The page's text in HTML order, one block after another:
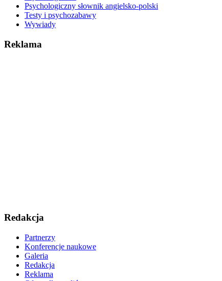
Psychologiczny słownik angielsko-polski
Testy i psychozabawy
Wywiady
Reklama
Redakcja
Partnerzy
Konferencje naukowe
Galeria
Redakcja
Reklama